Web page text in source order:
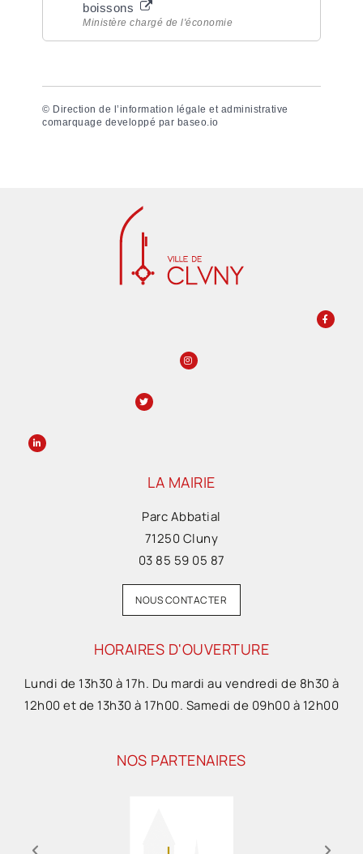
boissons
Ministère chargé de l'économie
© Direction de l’information légale et administrative
comarquage developpé par baseo.io
LA MAIRIE
Parc Abbatial
71250 Cluny
03 85 59 05 87
NOUS CONTACTER
HORAIRES D'OUVERTURE
Lundi de 13h30 à 17h. Du mardi au vendredi de 8h30 à
12h00 et de 13h30 à 17h00. Samedi de 09h00 à 12h00
NOS PARTENAIRES